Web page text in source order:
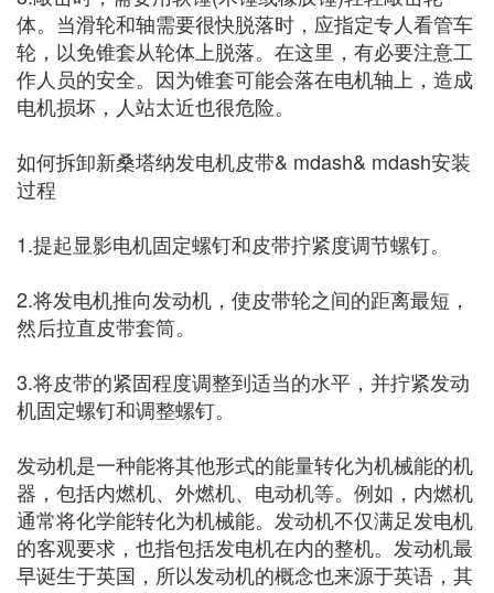
体。当滑轮和轴需要很快脱落时，应指定专人看管车
轮，以免锥套从轮体上脱落。在这里，有必要注意工
作人员的安全。因为锥套可能会落在电机轴上，造成
电机损坏，人站太近也很危险。
如何拆卸新桑塔纳发电机皮带& mdash& mdash安装
过程
1.提起显影电机固定螺钉和皮带拧紧度调节螺钉。
2.将发电机推向发动机，使皮带轮之间的距离最短，
然后拉直皮带套筒。
3.将皮带的紧固程度调整到适当的水平，并拧紧发动
机固定螺钉和调整螺钉。
发动机是一种能将其他形式的能量转化为机械能的机
器，包括内燃机、外燃机、电动机等。例如，内燃机
通常将化学能转化为机械能。发动机不仅满足发电机
的客观要求，也指包括发电机在内的整机。发动机最
早诞生于英国，所以发动机的概念也来源于英语，其